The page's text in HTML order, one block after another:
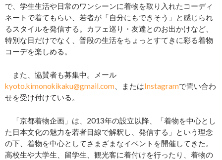
で、学生生活や日常のワンシーンに着物を取り入れたコーディ
ネートで着てもらい、若者が「自分にもできそう」と感じられ
るスタイルを発信する。カフェ巡り・友達とのお出かけなど、
特別な日だけでなく、普段の生活をちょっとすてきに彩る着物
コーデを楽しめる。
また、協賛者も募集中。メール
kyoto.kimonokikaku@gmail.com 、またはInstagramで問い合わ
せを受け付けている。
「京都着物企画」は、2013年の設立以降、「着物を中心とし
た日本文化の魅力を若者目線で解釈し、発信する」という理念
の下、着物を中心としてさまざまなイベントを開催してきた。
高校生や大学生、留学生、観光客に着付けを行ったり、着物の